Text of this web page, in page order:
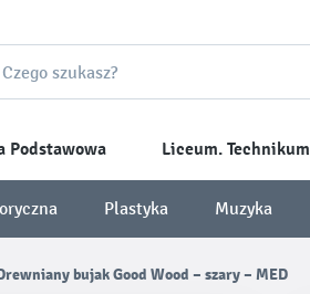
Podstawowa Liceum. Technikum
Plastyka Muzyka
bujak Good Wood – szary – MED